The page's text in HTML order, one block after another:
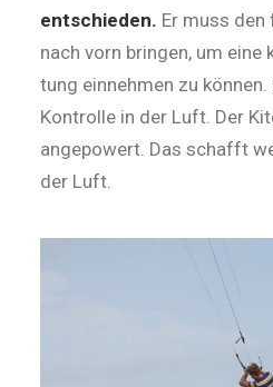
entschieden. Er muss
nach vorn bringen, um
tung einnehmen zu
Kontrolle in der Luft. Der
angepowert. Das schafft
der Luft.